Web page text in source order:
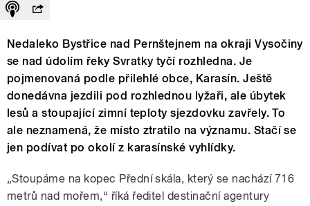
Nedaleko Bystřice nad Pernštejnem na okraji Vysočiny
se nad údolím řeky Svratky tyčí rozhledna. Je
pojmenovaná podle přilehlé obce, Karasín. Ještě
donedávna jezdili pod rozhlednou lyžaři, ale úbytek
lesů a stoupající zimní teploty sjezdovku zavřely. To
ale neznamená, že místo ztratilo na významu. Stačí se
jen podívat po okolí z karasínské vyhlídky.
„Stoupáme na kopec Přední skála, který se nachází 716
metrů nad mořem,“ říká ředitel destinační agentury